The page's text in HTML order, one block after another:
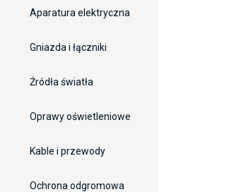
Aparatura elektryczna
Gniazda i łączniki
Źródła światła
Oprawy oświetleniowe
Kable i przewody
Ochrona odgromowa